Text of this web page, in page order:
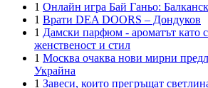
1 Онлайн игра Бай Ганьо:
1 Врати DEA DOORS – Дондуков
1 Дамски парфюм - ароматът като
женственост и стил
1 Москва очаква нови мирни
Украйна
1 Завеси, които прегръщат